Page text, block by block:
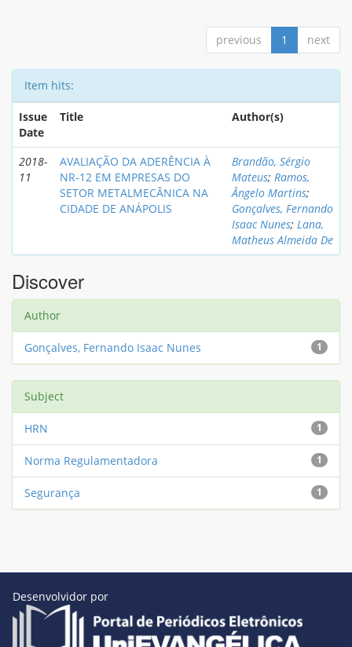
previous 1 next
Item hits:
Issue
Date
Title Author(s)
2018-
11
AVALIAÇÃO DA ADERÊNCIA À
NR-12 EM EMPRESAS DO
SETOR METALMECÂNICA NA
CIDADE DE ANÁPOLIS
Brandão, Sérgio
Mateus; Ramos,
Ângelo Martins;
Gonçalves, Fernando
Isaac Nunes; Lana,
Matheus Almeida De
Discover
Author
1
Gonçalves, Fernando Isaac Nunes
Subject
1
HRN
1
Norma Regulamentadora
1
Segurança
Desenvolvidor por